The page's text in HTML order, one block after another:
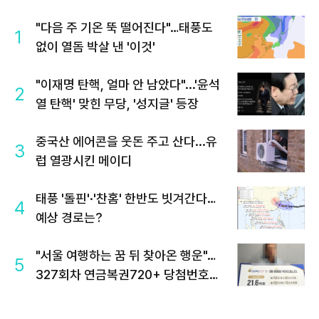
1
"다음 주 기온 뚝 떨어진다"…태풍도
없이 열돔 박살 낸 '이것'
2
"이재명 탄핵, 얼마 안 남았다"...'윤석
열 탄핵' 맞힌 무당, '성지글' 등장
3
중국산 에어콘을 웃돈 주고 산다...유
럽 열광시킨 메이디
4
태풍 '돌핀'·'찬홈' 한반도 빗겨간다…
예상 경로는?
5
"서울 여행하는 꿈 뒤 찾아온 행운"…
327회차 연금복권720+ 당첨번호조